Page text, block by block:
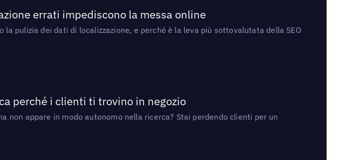
errati impediscono la messa online
pulizia dei dati di localizzazione, e perché è la leva più sottovalutata della SEO
perché i clienti ti trovino in negozio
non appare in modo autonomo nella ricerca? Stai perdendo clienti per un